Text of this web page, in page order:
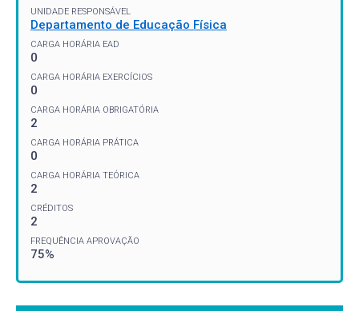
UNIDADE RESPONSÁVEL
Departamento de Educação Física
CARGA HORÁRIA EAD
0
CARGA HORÁRIA EXERCÍCIOS
0
CARGA HORÁRIA OBRIGATÓRIA
2
CARGA HORÁRIA PRÁTICA
0
CARGA HORÁRIA TEÓRICA
2
CRÉDITOS
2
FREQUÊNCIA APROVAÇÃO
75%